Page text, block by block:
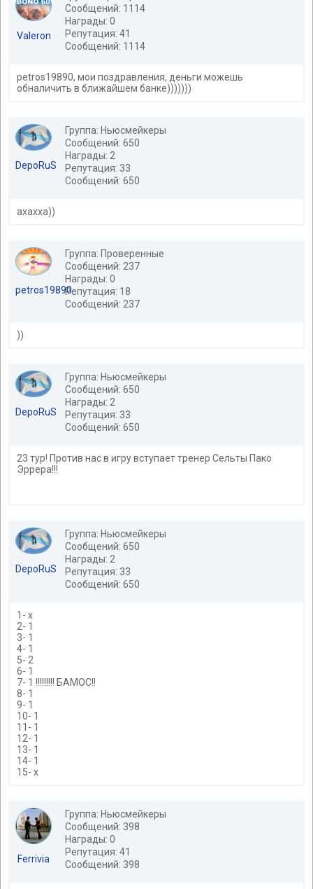
Valeron
Сообщений: 1114
Награды: 0
Репутация: 41
Сообщений: 1114
petros19890, мои поздравления, деньги можешь
обналичить в ближайшем банке)))))))
DepoRuS
Группа: Ньюсмейкеры
Сообщений: 650
Награды: 2
Репутация: 33
Сообщений: 650
ахахха))
petros19890
Группа: Проверенные
Сообщений: 237
Награды: 0
Репутация: 18
Сообщений: 237
))
DepoRuS
Группа: Ньюсмейкеры
Сообщений: 650
Награды: 2
Репутация: 33
Сообщений: 650
23 тур! Против нас в игру вступает тренер Сельты Пако
Эррера!!!
DepoRuS
Группа: Ньюсмейкеры
Сообщений: 650
Награды: 2
Репутация: 33
Сообщений: 650
1- x
2- 1
3- 1
4- 1
5- 2
6- 1
7- 1 !!!!!!!!! БАМОС!!
8- 1
9- 1
10- 1
11- 1
12- 1
13- 1
14- 1
15- x
Ferrivia
Группа: Ньюсмейкеры
Сообщений: 398
Награды: 0
Репутация: 41
Сообщений: 398